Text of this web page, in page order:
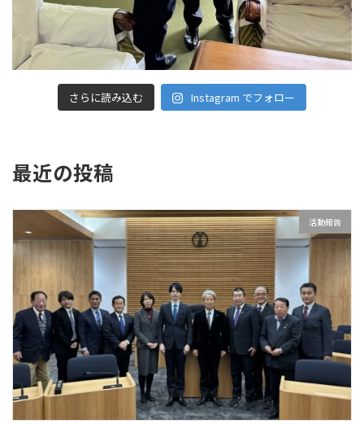
さらに読み込む Instagram でフォロー
最近の投稿
活動報告